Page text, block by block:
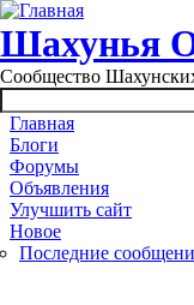
Перейти к основному
Шахунья
Сообщество
Main menu
Главная
Блоги
Форумы
Объявления
Улучшить сайт
Новое
Последние